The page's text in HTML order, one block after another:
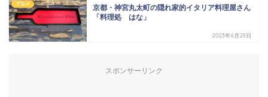
グルメ
京都・神宮丸太町の隠れ家的イタリア料理屋さん
「料理処 はな」
2023年6月29日
スポンサーリンク